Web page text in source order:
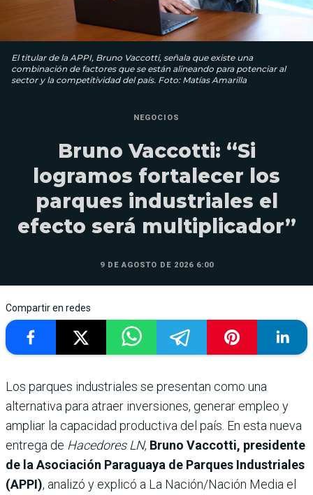
El titular de la APPI, Bruno Vaccotti, señala que existe una
combinación de factores que se están alineando para potenciar al
sector y la competitividad del país. Foto: Matías Amarilla
NEGOCIOS
Bruno Vaccotti: “Si
logramos fortalecer los
parques industriales el
efecto será multiplicador”
9 DE AGOSTO DE 2026 6:00
Compartir en redes
Los parques industriales se presentan como una
alternativa para atraer inversiones, generar empleo y
ampliar la capacidad productiva del país. En esta nueva
entrega de Hacedores LN, Bruno Vaccotti, presidente
de la Asociación Paraguaya de Parques Industriales
(APPI), analizó y explicó a La Nación/Nación Media el